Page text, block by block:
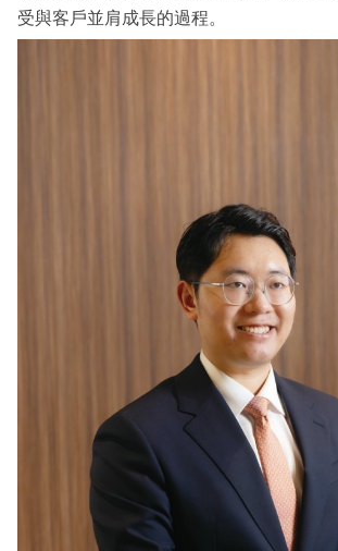
專
欄
受與客戶並肩成長的過程。